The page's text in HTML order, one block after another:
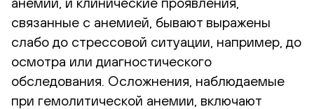
связанные с анемией, бывают выражены
слабо до стрессовой ситуации, например, до
осмотра или диагностического
обследования. Осложнения, наблюдаемые
при гемолитической анемии, включают